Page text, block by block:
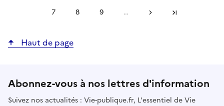
Page
7 Page
8 Page
9 … SuivantDernière page
Haut de page
Abonnez-vous à nos lettres d'information
Suivez nos actualités : Vie-publique.fr, L'essentiel de Vie